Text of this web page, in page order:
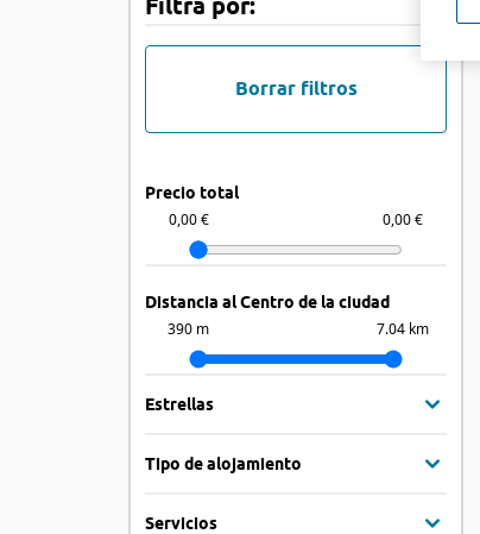
Filtra por:
Borrar filtros
Precio total
0,00 € 0,00 €
Distancia al Centro de la ciudad
390 m 7.04 km
Estrellas
Tipo de alojamiento
Servicios